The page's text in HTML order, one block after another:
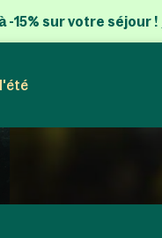
-15% sur votre séjour !